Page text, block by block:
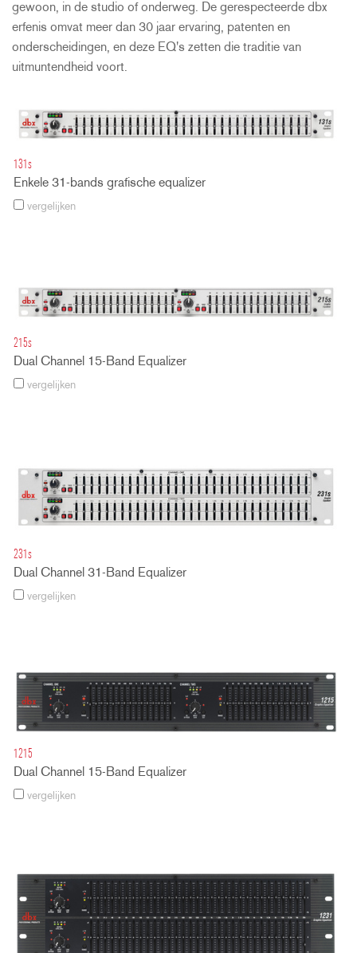
gewoon, in de studio of onderweg. De gerespecteerde dbx
erfenis omvat meer dan 30 jaar ervaring, patenten en
onderscheidingen, en deze EQ's zetten die traditie van
uitmuntendheid voort.
131s
Enkele 31-bands grafische equalizer
vergelijken
215s
Dual Channel 15-Band Equalizer
vergelijken
231s
Dual Channel 31-Band Equalizer
vergelijken
1215
Dual Channel 15-Band Equalizer
vergelijken